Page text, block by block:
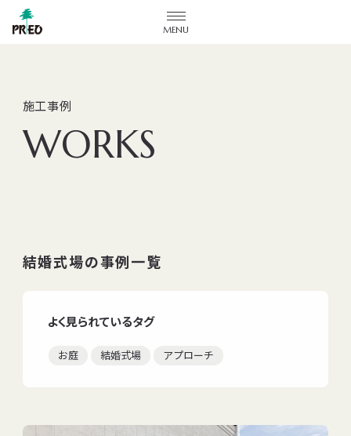
メニューを開閉する
施工事例
WORKS
結婚式場の事例一覧
よく見られているタグ
お庭 結婚式場 アプローチ